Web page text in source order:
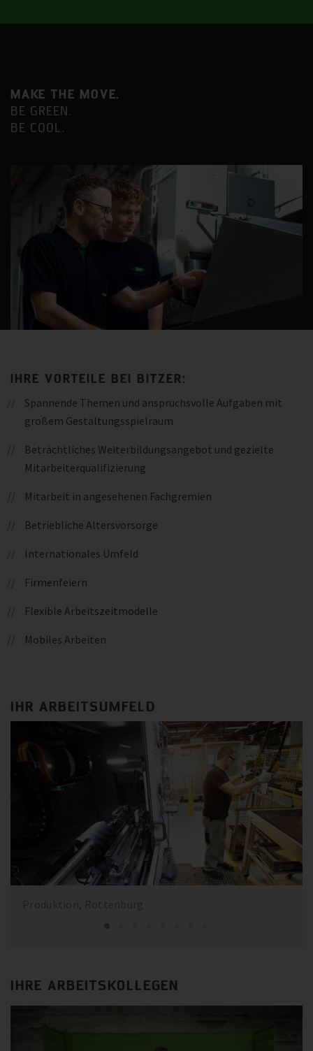
MAKE THE MOVE.
BE GREEN.
BE COOL.
IHRE VORTEILE BEI BITZER:
Spannende Themen und anspruchsvolle Aufgaben mit
großem Gestaltungsspielraum
Beträchtliches Weiterbildungsangebot und gezielte
Mitarbeiterqualifizierung
Mitarbeit in angesehenen Fachgremien
Betriebliche Altersvorsorge
Internationales Umfeld
Firmenfeiern
Flexible Arbeitszeitmodelle
Mobiles Arbeiten
IHR ARBEITSUMFELD
IHRE ARBEITSKOLLEGEN